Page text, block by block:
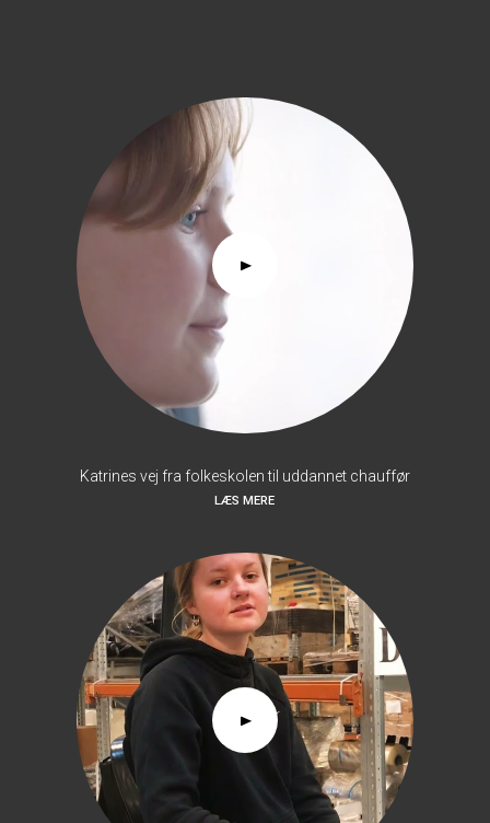
Katrines vej fra folkeskolen til uddannet chauffør
LÆS MERE